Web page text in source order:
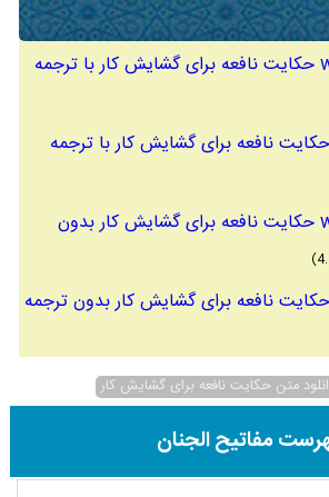
دانلود فایل word حکایت نافعه برای گشایش کار با ترجمه
دانلود فایل pdf حکایت نافعه برای گشایش کار با ترجمه
دانلود فایل word حکایت نافعه برای گشایش کار بدون
دانلود فایل pdf حکایت نافعه برای گشایش کار بدون ترجمه
متن حکایت نافعه برای گشایش کار
مفاتیح الجنان